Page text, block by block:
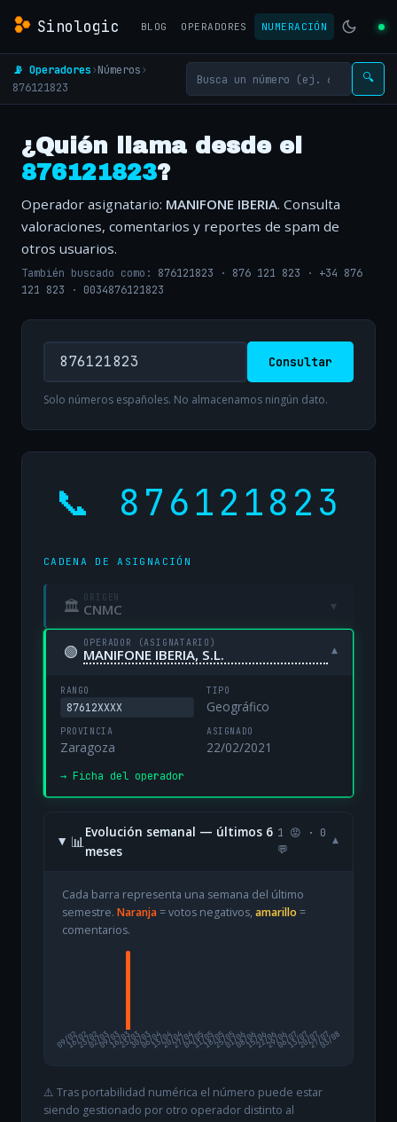
Sinologic BLOG OPERADORES NUMERACIÓN
📡 Operadores›Números›
876121823
🔍
¿Quién llama desde el
876121823?
Operador asignatario: MANIFONE IBERIA. Consulta
valoraciones, comentarios y reportes de spam de
otros usuarios.
También buscado como: 876121823 · 876 121 823 · +34 876
121 823 · 0034876121823
Consultar
Solo números españoles. No almacenamos ningún dato.
📞 876121823
CADENA DE ASIGNACIÓN
🏛 ORIGEN
CNMC ▾
🟢 OPERADOR (ASIGNATARIO)
MANIFONE IBERIA, S.L. ▾
RANGO
87612XXXX
TIPO
Geográfico
PROVINCIA
Zaragoza
ASIGNADO
22/02/2021
→ Ficha del operador
📊
Evolución semanal — últimos 6
meses
1 😡 · 0
💬
▾
Cada barra representa una semana del último
semestre. Naranja= votos negativos, amarillo =
comentarios.
09/02
16/0223/0202/0309/0316/0323/0330/0306/0413/0420/0427/0404/0511/0518/0525/0501/0608/0615/0622/0629/0606/0713/0720/0727/07
03/08
⚠️ Tras portabilidad numérica el número puede estar
siendo gestionado por otro operador distinto al